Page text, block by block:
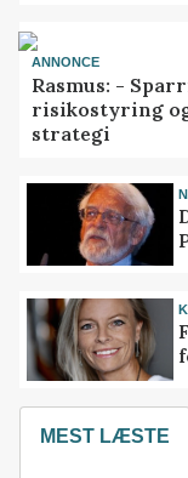
ANNONCE
Rasmus: -
risikostyring
strategi
MEST LÆSTE